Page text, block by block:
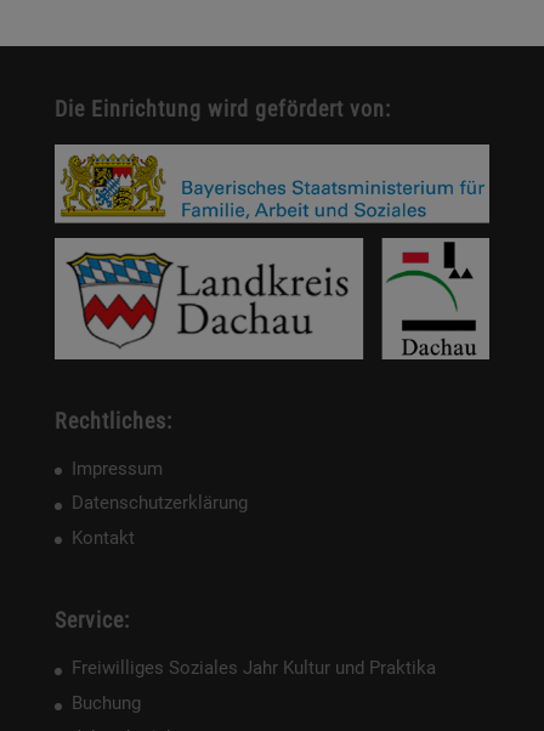
Die Einrichtung wird gefördert von:
Rechtliches:
Impressum
Datenschutzerklärung
Kontakt
Service:
Freiwilliges Soziales Jahr Kultur und Praktika
Buchung